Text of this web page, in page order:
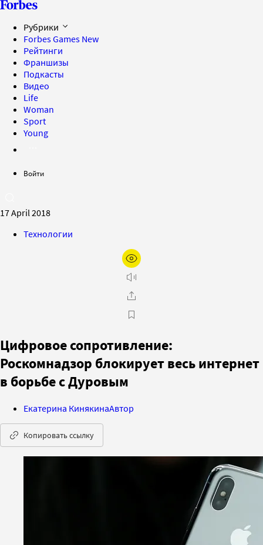
Рубрики
Forbes Games New
Рейтинги
Франшизы
Подкасты
Видео
Life
Woman
Sport
Young
Войти
17 April 2018
Технологии
Цифровое сопротивление:
Роскомнадзор блокирует весь интернет
в борьбе с Дуровым
Екатерина КинякинаАвтор
Копировать ссылку